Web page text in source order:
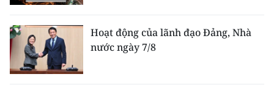
Hoạt động của lãnh đạo Đảng, Nhà
nước ngày 7/8